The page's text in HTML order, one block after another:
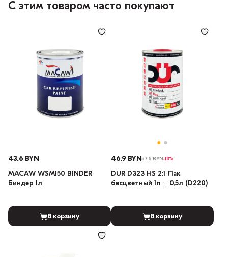
С этим товаром часто покупают
43.6 BYN
MACAW WSM150 BINDER
Биндер 1л
В корзину
46.9 BYN57.5 BYN-18%
DUR D323 HS 2:1 Лак
бесцветный 1л + 0,5л (D220)
В корзину